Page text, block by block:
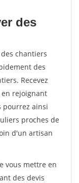
des
chantiers
des
Recevez
en rejoignant
pourrez ainsi
proches de
d'un artisan
vous mettre en
des devis